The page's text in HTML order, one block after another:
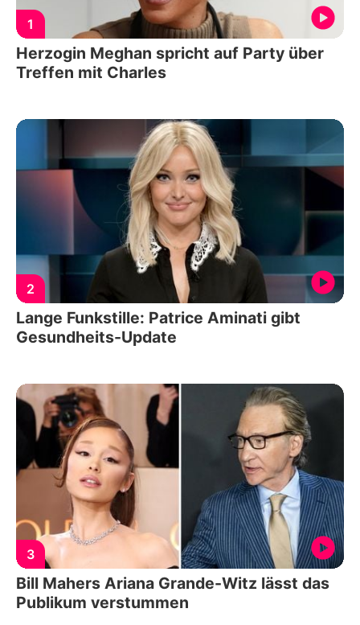
1
Herzogin Meghan spricht auf Party über
Treffen mit Charles
2
Lange Funkstille: Patrice Aminati gibt
Gesundheits-Update
3
Bill Mahers Ariana Grande-Witz lässt das
Publikum verstummen